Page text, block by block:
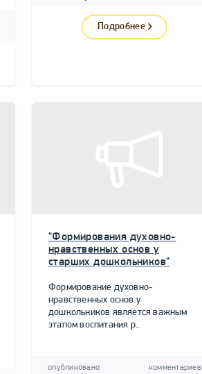
Подробнее
"Формирования духовно-
нравственных основ у
старших дошкольников"
Формирование духовно-
нравственных основ у
дошкольников является важным
этапом воспитания р..
опубликовано комментариев